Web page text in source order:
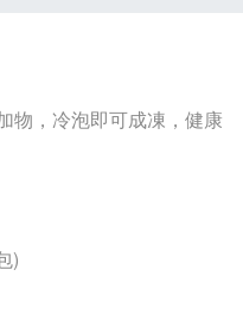
物，冷泡即可成凍，健康
)